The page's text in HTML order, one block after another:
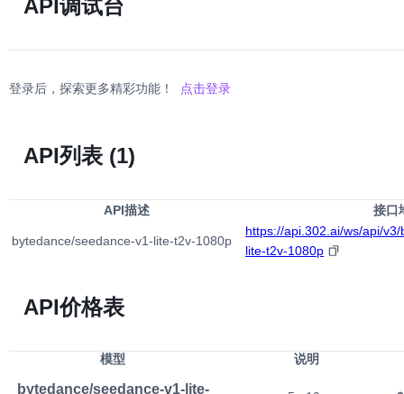
API调试台
登录后，探索更多精彩功能！ 点击登录
API列表 (1)
API描述 接口
bytedance/seedance-v1-lite-t2v-1080p
https://api.302.ai/ws/api/
lite-t2v-1080p
API价格表
模型 说明
bytedance/seedance-v1-lite-